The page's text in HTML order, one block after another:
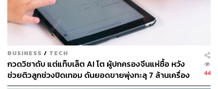
2024 ซึ่งเร็วกว่าเป้าหมายเดิมที่ตั้งไว้ในปี 2030 ถึง 6 ปี
เจฟฟรีย์ สวีหมิงหยวน (Jeffrey Xu Mingyuan) ประธานเจ้า
หน้าที่ฝ่ายเทคโนโลยีของ Stellerus กล่าวว่า ข้อมูลจาก
Stellerus จะช่วยให้ผู้ประกอบการฟาร์มกังหันลมสามารถ
เพิ่มยอดขายไฟฟ้าและประหยัดค่าใช้จ่ายหลายสิบล้านหยวน
ในการสร้าง หอตรวจวัดลม ได้
BUSINESS / TECH
กวดวิชาดับ แต่แท็บเล็ต AI โต ผู้ปกครองจีนแห่ซื้อ หวัง
ช่วยติวลูกช่วงปิดเทอม ดันยอดขายพุ่งทะลุ 7 ล้านเครื่อง
44